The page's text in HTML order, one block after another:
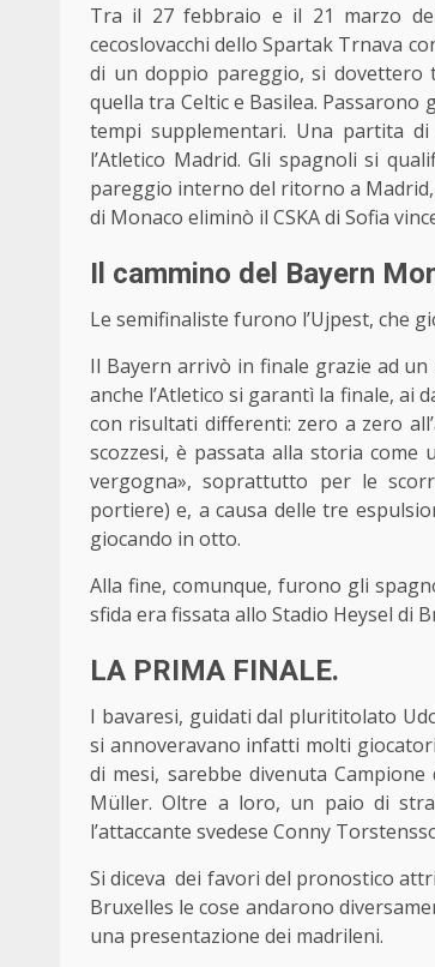
Tra il 27 febbraio e il 21 marzo
cecoslovacchi dello Spartak Trnava
di un doppio pareggio, si dovettero
quella tra Celtic e Basilea.
tempi supplementari. Una partita
l’Atletico Madrid. Gli spagnoli si
pareggio interno del ritorno a
di Monaco eliminò il CSKA di Sofia
Il cammino del Bayern
Le semifinaliste furono l’Ujpest, che
Il Bayern arrivò in finale grazie ad
anche l’Atletico si garantì la finale,
con risultati differenti: zero a zero
scozzesi, è passata alla storia
vergogna», soprattutto per le
portiere) e, a causa delle tre
giocando in otto.
Alla fine, comunque, furono gli
sfida era fissata allo Stadio Heysel di
LA PRIMA FINALE.
I bavaresi, guidati dal plurititolato
si annoveravano infatti molti
di mesi, sarebbe divenuta
Müller. Oltre a loro, un paio di
l’attaccante svedese Conny
Si diceva dei favori del pronostico
Bruxelles le cose andarono
una presentazione dei madrileni.